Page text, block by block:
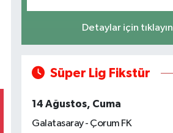
Detaylar için tıklayın
Süper Lig Fikstür
14 Ağustos, Cuma
Galatasaray - Çorum FK